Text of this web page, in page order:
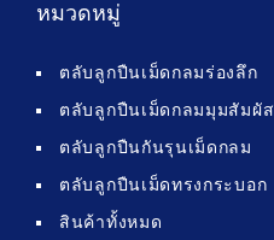
หมวดหมู่
ตลับลูกปืนเม็ดกลมร่องลึก
ตลับลูกปืนเม็ดกลมมุมสัมผัส
ตลับลูกปืนกันรุนเม็ดกลม
ตลับลูกปืนเม็ดทรงกระบอก
สินค้าทั้งหมด